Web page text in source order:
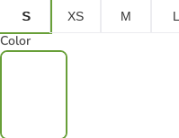
S XS M L
Color